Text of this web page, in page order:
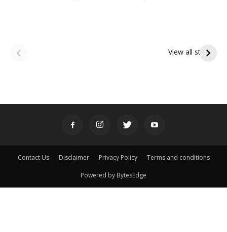
View all stories
పితృదేవతల ఆశీర్వాదం
ఇంద్రకీలాద్రి గిరి ప్రదక్షిణ
Contact Us Disclaimer Privacy Policy Terms and conditions
Powered by BytesEdge